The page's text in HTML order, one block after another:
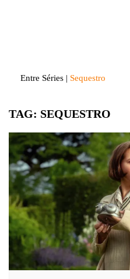
Entre Séries | Sequestro
TAG: SEQUESTRO